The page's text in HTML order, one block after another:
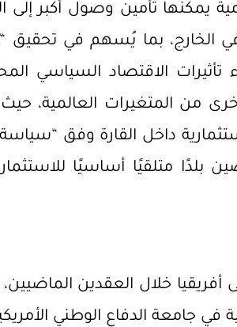
يمكنها تأمين وصول أكبر إلى
في الخارج، بما يُسهم في تحقيق
بحلول عام ٢٠٤٩”، في ضوء تأثيرات الاقتصاد
من المتغيرات العالمية،
داخل القارة وفق “سياسة
بلدًا متلقيًا أساسيًا
أفريقيا خلال العقدين
في جامعة الدفاع الوطني